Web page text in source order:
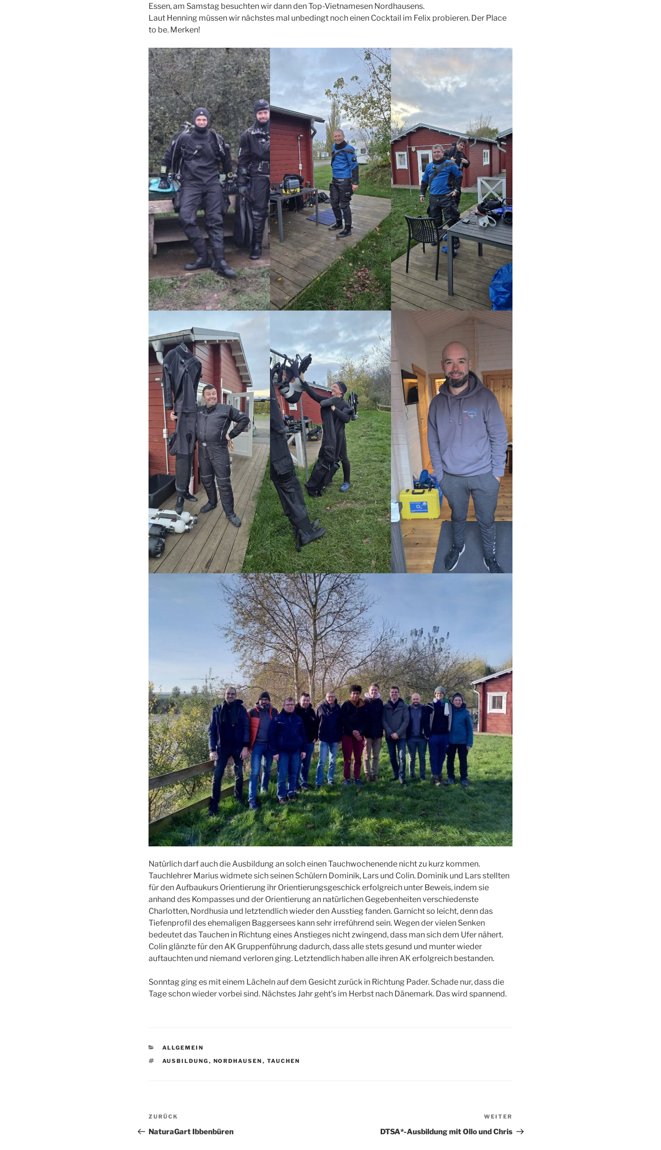
Essen, am Samstag besuchten wir dann den Top-Vietnamesen Nordhausens.
Laut Henning müssen wir nächstes mal unbedingt noch einen Cocktail im Felix probieren. Der Place
to be. Merken!
Natürlich darf auch die Ausbildung an solch einen Tauchwochenende nicht zu kurz kommen.
Tauchlehrer Marius widmete sich seinen Schülern Dominik, Lars und Colin. Dominik und Lars stellten
für den Aufbaukurs Orientierung ihr Orientierungsgeschick erfolgreich unter Beweis, indem sie
anhand des Kompasses und der Orientierung an natürlichen Gegebenheiten verschiedenste
Charlotten, Nordhusia und letztendlich wieder den Ausstieg fanden. Garnicht so leicht, denn das
Tiefenprofil des ehemaligen Baggersees kann sehr irreführend sein. Wegen der vielen Senken
bedeutet das Tauchen in Richtung eines Anstieges nicht zwingend, dass man sich dem Ufer nähert.
Colin glänzte für den AK Gruppenführung dadurch, dass alle stets gesund und munter wieder
auftauchten und niemand verloren ging. Letztendlich haben alle ihren AK erfolgreich bestanden.
Sonntag ging es mit einem Lächeln auf dem Gesicht zurück in Richtung Pader. Schade nur, dass die
Tage schon wieder vorbei sind. Nächstes Jahr geht’s im Herbst nach Dänemark. Das wird spannend.
KATEGORIEN
ALLGEMEIN
SCHLAGWÖRTER
AUSBILDUNG , NORDHAUSEN , TAUCHEN
Beitragsnavigation
Vorheriger
Beitrag
ZURÜCK
NaturaGart Ibbenbüren
Beitrag
WEITER
DTSA*-Ausbildung mit Ollo und Chris